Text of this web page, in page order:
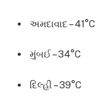
અમદાવાદ – 41°C
મુંબઈ – 34°C
દિલ્હી – 39°C